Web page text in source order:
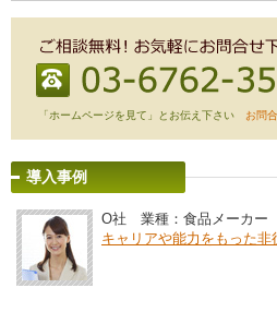
「ホームページを見て」とお伝え下さい お問
導入事例
O社 業種：食品メーカー
キャリアや能力をもった